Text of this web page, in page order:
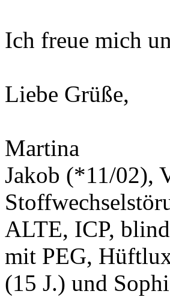
Ich freue mich
Liebe Grüße,
Martina
Jakob (*11/02),
ALTE, ICP,
mit PEG,
(15 J.) und